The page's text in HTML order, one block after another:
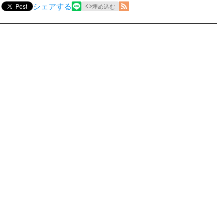
Post シェアする 埋め込む